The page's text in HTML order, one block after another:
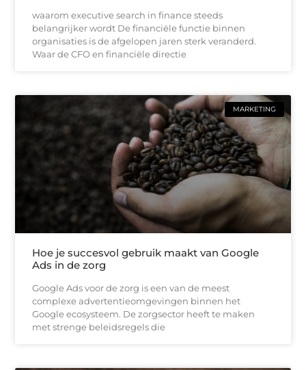
waarom executive search in finance steeds
belangrijker wordt De financiële functie binnen
organisaties is de afgelopen jaren sterk veranderd.
Waar de CFO en financiële directie
MARKETING
Hoe je succesvol gebruik maakt van Google
Ads in de zorg
Google Ads voor de zorg is een van de meest
complexe advertentieomgevingen binnen het
Google ecosysteem. De zorgsector heeft te maken
met strenge beleidsregels die